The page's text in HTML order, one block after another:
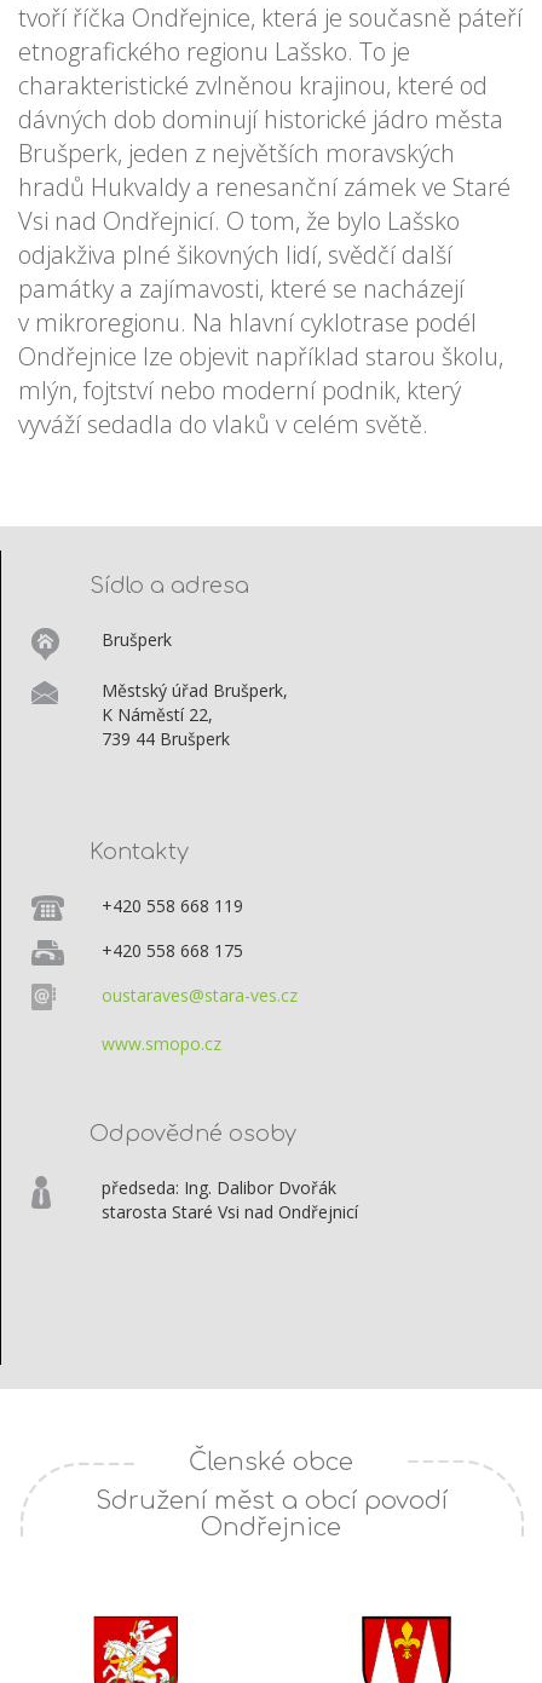
tvoří říčka Ondřejnice, která je současně páteří
etnografického regionu Lašsko. To je
charakteristické zvlněnou krajinou, které od
dávných dob dominují historické jádro města
Brušperk, jeden z největších moravských
hradů Hukvaldy a renesanční zámek ve Staré
Vsi nad Ondřejnicí. O tom, že bylo Lašsko
odjakživa plné šikovných lidí, svědčí další
památky a zajímavosti, které se nacházejí
v mikroregionu. Na hlavní cyklotrase podél
Ondřejnice lze objevit například starou školu,
mlýn, fojtství nebo moderní podnik, který
vyváží sedadla do vlaků v celém světě.
Sídlo a adresa
Brušperk
Městský úřad Brušperk,
K Náměstí 22,
739 44 Brušperk
Kontakty
+420 558 668 119
+420 558 668 175
oustaraves@stara-ves.cz
www.smopo.cz
Odpovědné osoby
předseda: Ing. Dalibor Dvořák
starosta Staré Vsi nad Ondřejnicí
Členské obce
Sdružení měst a obcí povodí
Ondřejnice